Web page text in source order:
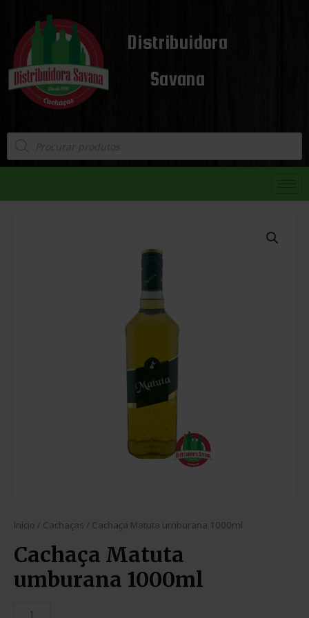
Distribuidora
Savana
Início / Cachaças / Cachaça Matuta umburana 1000ml
Cachaça Matuta
umburana 1000ml